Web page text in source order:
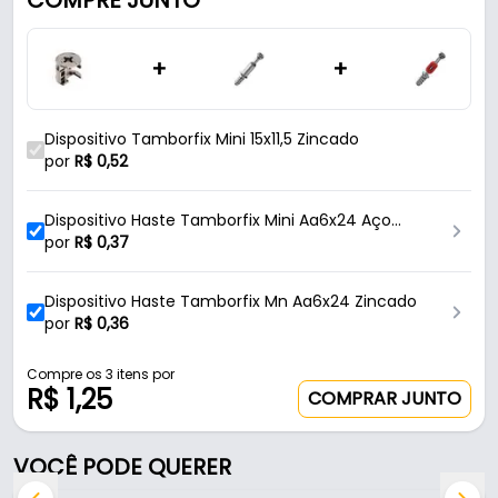
excelente durabilidade, garantindo uma montagem
firme e confiável.
Seu tamanho compacto o torna ideal para
aplicações em móveis que exigem discrição sem
abrir mão da resistência estrutural.
+ +
Dispositivo Tamborfix Mini 15x11,5 Zincado
por R$ 0,52
Dispositivo Haste Tamborfix Mini Aa6x24 Aço
Zincado
por R$ 0,37
Dispositivo Haste Tamborfix Mn Aa6x24 Zincado
por R$ 0,36
Compre os 3 itens por
R$ 1,25 COMPRAR JUNTO
VOCÊ PODE QUERER